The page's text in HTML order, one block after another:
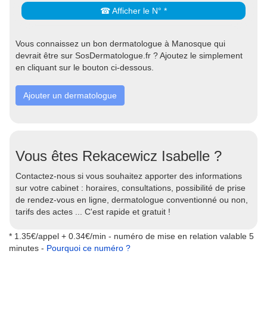
☎ Afficher le N° *
Vous connaissez un bon dermatologue à Manosque qui
devrait être sur SosDermatologue.fr ? Ajoutez le simplement
en cliquant sur le bouton ci-dessous.
Ajouter un dermatologue
Vous êtes Rekacewicz Isabelle ?
Contactez-nous si vous souhaitez apporter des informations
sur votre cabinet : horaires, consultations, possibilité de prise
de rendez-vous en ligne, dermatologue conventionné ou non,
tarifs des actes ... C'est rapide et gratuit !
* 1.35€/appel + 0.34€/min - numéro de mise en relation valable 5
minutes - Pourquoi ce numéro ?